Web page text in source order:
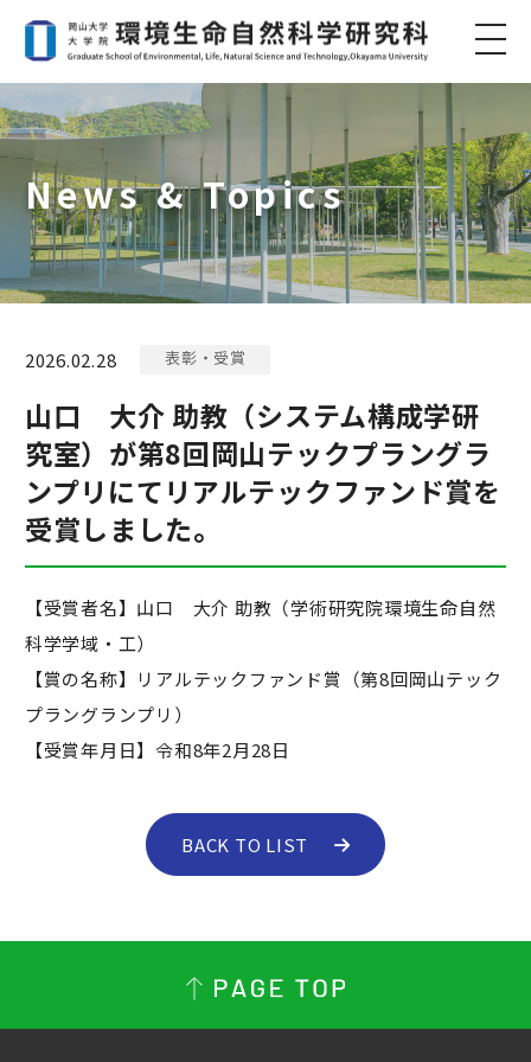
News & Topics
2026.02.28 表彰・受賞
山口 大介 助教（システム構成学研
究室）が第8回岡山テックプラングラ
ンプリにてリアルテックファンド賞を
受賞しました。
【受賞者名】山口 大介 助教（学術研究院環境生命自然
科学学域・工）
【賞の名称】リアルテックファンド賞（第8回岡山テック
プラングランプリ）
【受賞年月日】令和8年2月28日
BACK TO LIST